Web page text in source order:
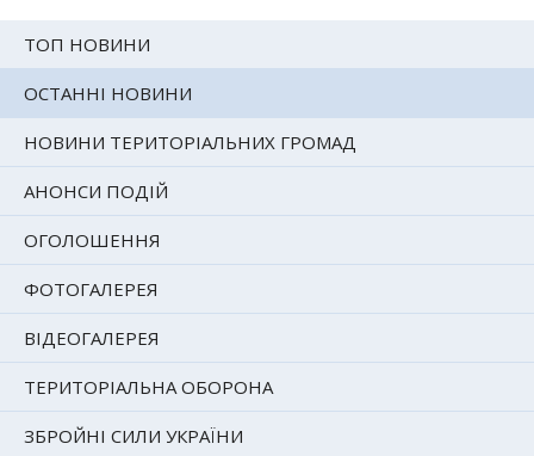
ТОП НОВИНИ
ОСТАННІ НОВИНИ
НОВИНИ ТЕРИТОРІАЛЬНИХ ГРОМАД
АНОНСИ ПОДІЙ
ОГОЛОШЕННЯ
ФОТОГАЛЕРЕЯ
ВІДЕОГАЛЕРЕЯ
ТЕРИТОРІАЛЬНА ОБОРОНА
ЗБРОЙНІ СИЛИ УКРАЇНИ